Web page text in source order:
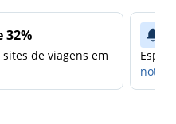
32%
de viagens em